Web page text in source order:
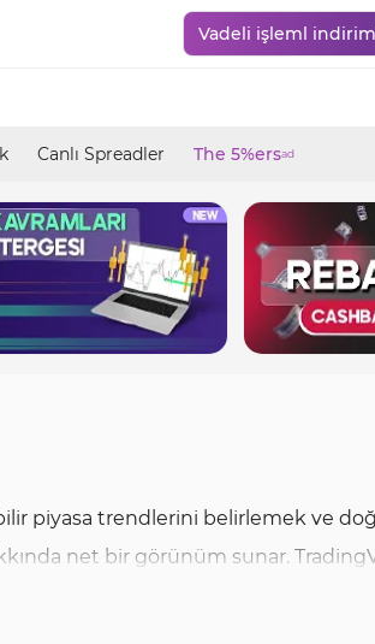
Vadeli işleml
Canlı Spreadler The 5%ersad
piyasa trendlerini belirlemek ve
net bir görünüm sunar.
(SMMA) gibi göstergeler, uzun